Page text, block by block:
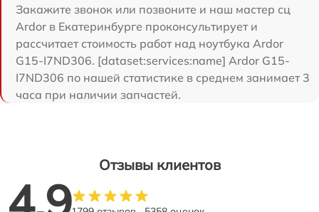
Закажите звонок или позвоните и наш мастер сц
Ardor в Екатеринбурге проконсультирует и
рассчитает стоимость работ над ноутбука Ardor
G15-I7ND306. [dataset:services:name] Ardor G15-
I7ND306 по нашей статистике в среднем занимает 3
часа при наличии запчастей.
Отзывы клиентов